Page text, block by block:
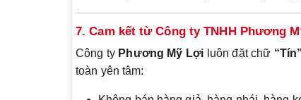
7. Cam kết từ Công ty TNHH Phương
Công ty Phương Mỹ Lợi luôn đặt chữ “Tín”
toàn yên tâm: